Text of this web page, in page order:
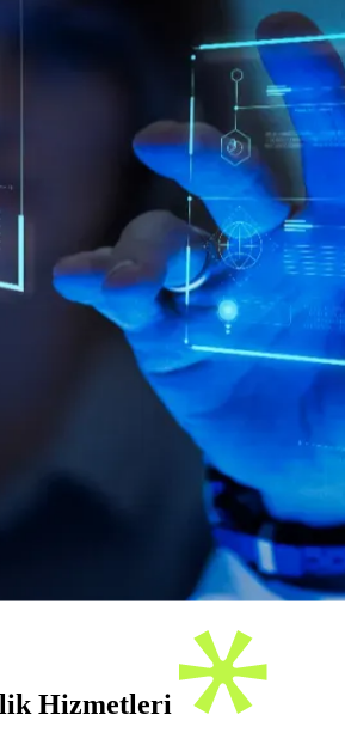
Hizmetleri